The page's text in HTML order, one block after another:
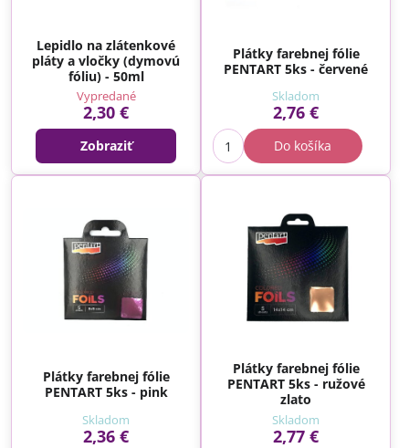
Lepidlo na zlátenkové
pláty a vločky (dymovú
fóliu) - 50ml
Vypredané
2,30 €
Zobraziť
Plátky farebnej fólie
PENTART 5ks - červené
Skladom
2,76 €
Do košíka
Plátky farebnej fólie
PENTART 5ks - pink
Skladom
2,36 €
Plátky farebnej fólie
PENTART 5ks - ružové
zlato
Skladom
2,77 €